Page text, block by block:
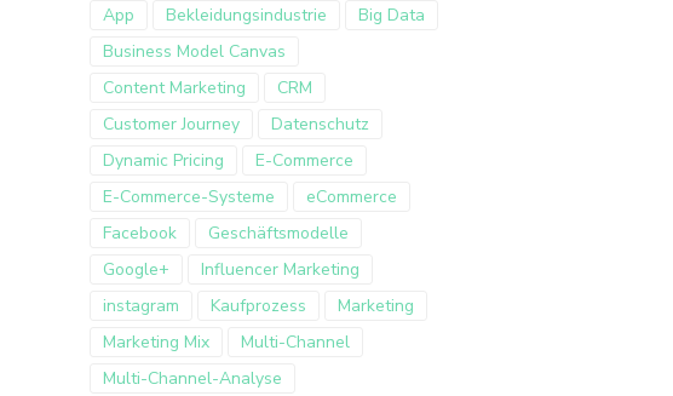
App
Bekleidungsindustrie
Big Data
Business Model Canvas
Content Marketing
CRM
Customer Journey
Datenschutz
Dynamic Pricing
E-Commerce
E-Commerce-Systeme
eCommerce
Facebook
Geschäftsmodelle
Google+
Influencer Marketing
instagram
Kaufprozess
Marketing
Marketing Mix
Multi-Channel
Multi-Channel-Analyse